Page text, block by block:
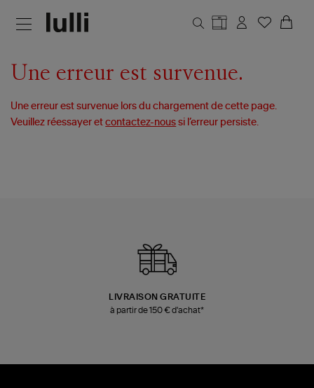
Une erreur est survenue.
Une erreur est survenue lors du chargement de cette page.
Veuillez réessayer etcontactez-nous si l’erreur persiste.
LIVRAISON GRATUITE
à partir de 150 € d'achat*